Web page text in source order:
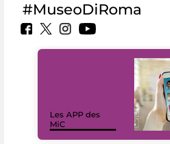
#MuseoDiRoma
Les APP des
MiC